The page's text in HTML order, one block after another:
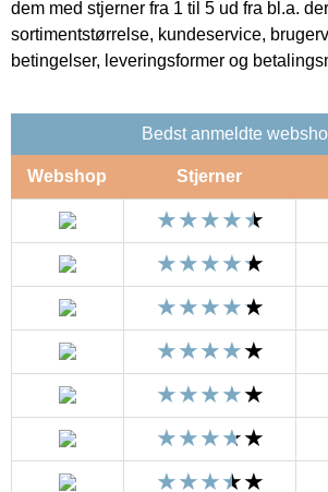
dem med stjerner fra 1 til 5 ud fra bl.a.
sortimentstørrelse, kundeservice,
betingelser, leveringsformer og
Bedst anmeldte
Webshop Stjerner